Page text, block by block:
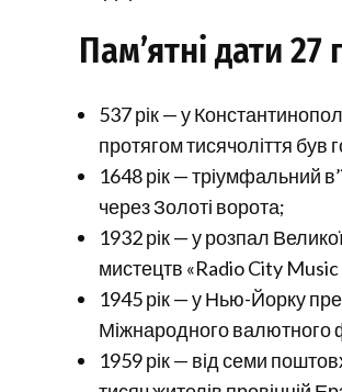
Пам’ятні дати 27
537 рік — у
протягом тисячоліття
1648 рік — тріумфальний
через Золоті ворота;
1932 рік — у розпал
мистецтв «Radio City
1945 рік — у Нью-Йорку
Міжнародного валютного
1959 рік — від семи